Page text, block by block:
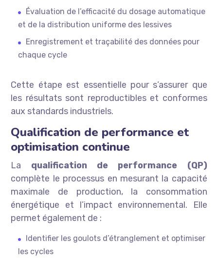
Évaluation de l’efficacité du dosage automatique
et de la distribution uniforme des lessives
Enregistrement et traçabilité des données pour
chaque cycle
Cette étape est essentielle pour s’assurer que
les résultats sont reproductibles et conformes
aux standards industriels.
Qualification de performance et
optimisation continue
La qualification de performance (QP)
complète le processus en mesurant la capacité
maximale de production, la consommation
énergétique et l’impact environnemental. Elle
permet également de :
Identifier les goulots d’étranglement et optimiser
les cycles